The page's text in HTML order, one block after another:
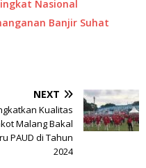
Nasional
Banjir Suhat
NEXT
Kualitas
Malang Bakal
PAUD di Tahun
2024